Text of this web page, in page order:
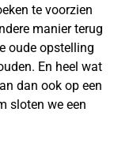
te voorzien
manier terug
oude opstelling
En heel wat
dan ook op een
sloten we een